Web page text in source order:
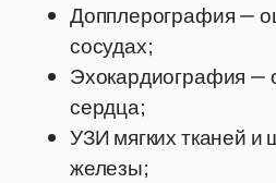
Допплерография —
сосудах;
Эхокардиография —
сердца;
УЗИ мягких тканей и
железы;